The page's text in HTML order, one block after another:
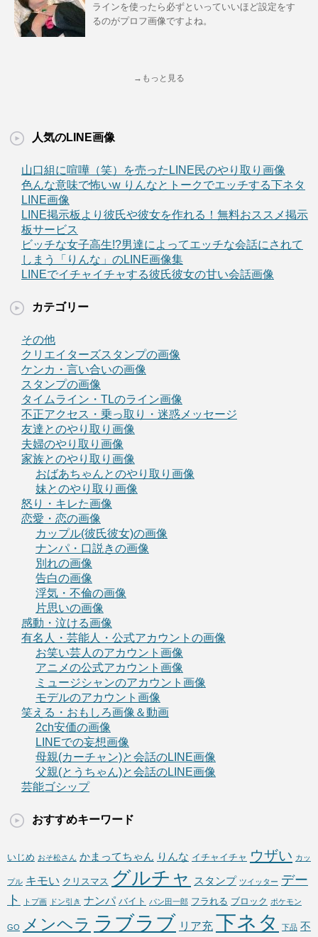
ラインを使ったら必ずといっていいほど設定をす
るのがプロフ画像ですよね。
→もっと見る
人気のLINE画像
山口組に喧嘩（笑）を売ったLINE民のやり取り画像
色んな意味で怖いw りんなとトークでエッチする下ネタ
LINE画像
LINE掲示板より彼氏や彼女を作れる！無料おススメ掲示
板サービス
ビッチな女子高生!?男達によってエッチな会話にされて
しまう「りんな」のLINE画像集
LINEでイチャイチャする彼氏彼女の甘い会話画像
カテゴリー
その他
クリエイターズスタンプの画像
ケンカ・言い合いの画像
スタンプの画像
タイムライン・TLのライン画像
不正アクセス・乗っ取り・迷惑メッセージ
友達とのやり取り画像
夫婦のやり取り画像
家族とのやり取り画像
おばあちゃんとのやり取り画像
妹とのやり取り画像
怒り・キレた画像
恋愛・恋の画像
カップル(彼氏彼女)の画像
ナンパ・口説きの画像
別れの画像
告白の画像
浮気・不倫の画像
片思いの画像
感動・泣ける画像
有名人・芸能人・公式アカウントの画像
お笑い芸人のアカウント画像
アニメの公式アカウント画像
ミュージシャンのアカウント画像
モデルのアカウント画像
笑える・おもしろ画像＆動画
2ch安価の画像
LINEでの妄想画像
母親(カーチャン)と会話のLINE画像
父親(とうちゃん)と会話のLINE画像
芸能ゴシップ
おすすめキーワード
いじめ おそ松さん かまってちゃん りんな イチャイチャ ウザい カッ
プル キモい クリスマス グルチャ スタンプ ツイッター デー
ト
トプ画 ドン引き ナンパ バイト パン田一郎 フラれる ブロック ポケモン
GO メンヘラ ラブラブ リア充 下ネタ 下品 不